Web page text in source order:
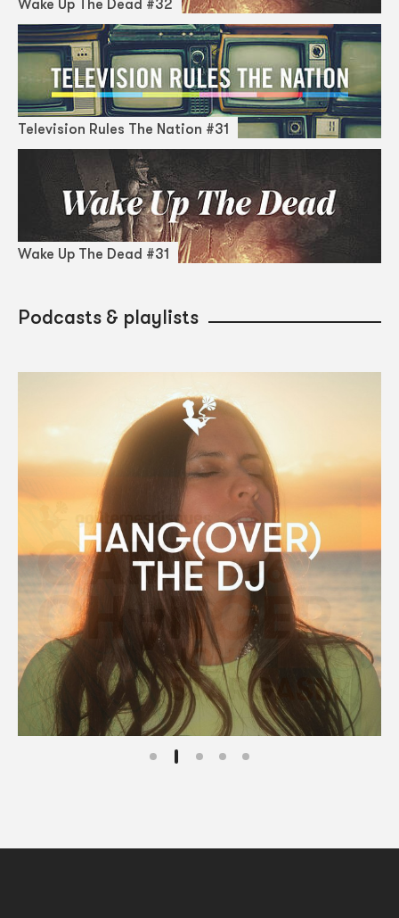
Wake Up The Dead #32
Television Rules The Nation #31
Wake Up The Dead #31
Podcasts & playlists